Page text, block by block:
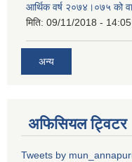
आर्थिक वर्ष २०७४।०७५ को
मिति: 09/11/2018 - 14:05
अन्य
अफिसियल ट्विटर
Tweets by